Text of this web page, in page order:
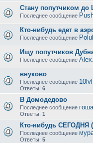
Стану попутчиком до
Последнее сообщение
Кто-нибудь едет в
Последнее сообщение
Ищу попутчиков
Последнее сообщение
внуково
Последнее сообщение 10lvl
Ответы: 6
В Домодедово
Последнее сообщение гоша
Ответы: 1
Кто-нибудь СЕГОДНЯ
Последнее сообщение
Ответы: 5